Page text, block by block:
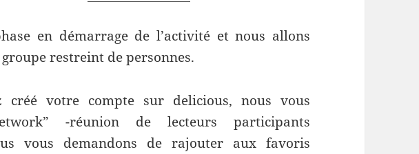
en démarrage de l’activité et nous allons
restreint de personnes.
créé votre compte sur delicious, nous vous
-réunion de lecteurs participants
vous demandons de rajouter aux favoris